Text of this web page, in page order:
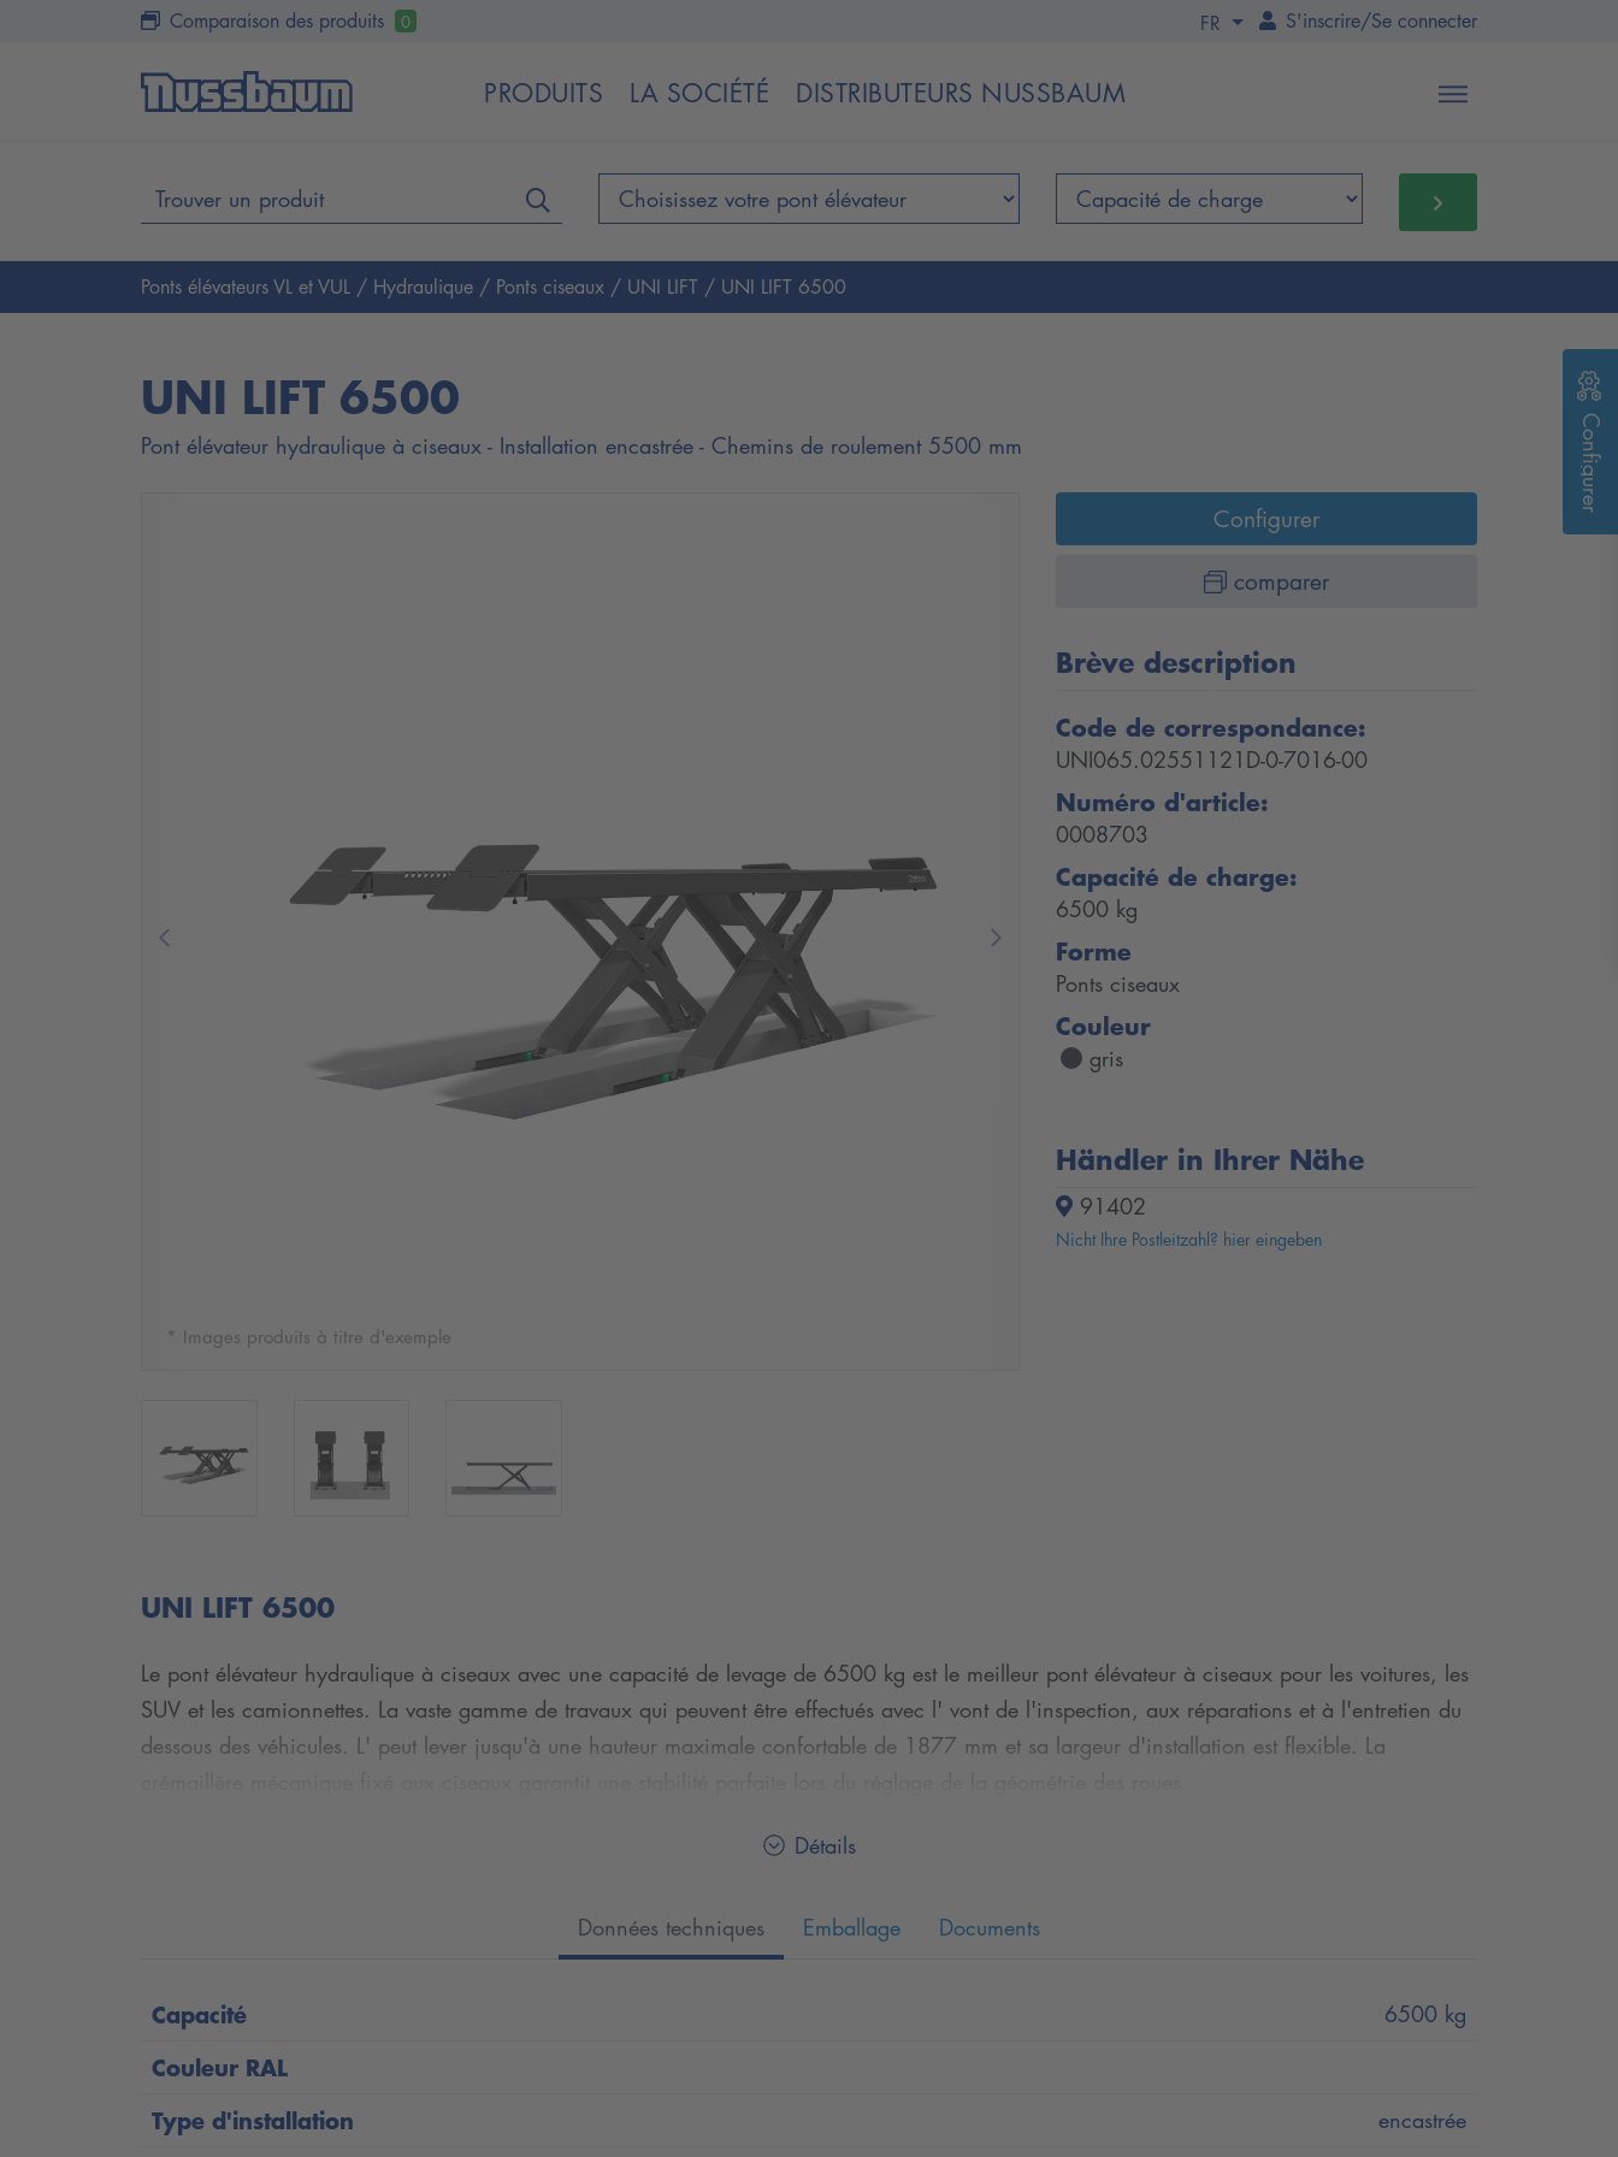
Comparaison des produits 0 FR S'inscrire/Se connecter
PRODUITS LA SOCIÉTÉ DISTRIBUTEURS NUSSBAUM
Ponts élévateurs VL et VUL / Hydraulique / Ponts ciseaux / UNI LIFT / UNI LIFT 6500
UNI LIFT 6500
Pont élévateur hydraulique à ciseaux - Installation encastrée - Chemins de roulement 5500 mm
Previous Next
* Images produits à titre d'exemple
Configurer
comparer
Brève description
Code de correspondance:
UNI065.02551121D-0-7016-00
Numéro d'article:
0008703
Capacité de charge:
6500 kg
Forme
Ponts ciseaux
Couleur
gris
Händler in Ihrer Nähe
91402
Nicht Ihre Postleitzahl? hier eingeben
UNI LIFT 6500
Le pont élévateur hydraulique à ciseaux avec une capacité de levage de 6500 kg est le meilleur pont élévateur à ciseaux pour les voitures, les
SUV et les camionnettes. La vaste gamme de travaux qui peuvent être effectués avec l' vont de l'inspection, aux réparations et à l'entretien du
dessous des véhicules. L' peut lever jusqu'à une hauteur maximale confortable de 1877 mm et sa largeur d'installation est flexible. La
L' peut être facilement équipé de traverses de levage JAX 2600, JAX 3200 ou JAX 4000, s'adaptant ainsi à l'évolution de votre atelier pour
Capacité : 6500 kg
Hauteur de levage de 1877 mm
La crémaillère mécanique garantit une stabilité parfaite lors du réglage de la géométrie des roues.
Détails
Données techniques Emballage Documents
Capacité 6500 kg
Couleur RAL
Type d'installation
encastrée
Configurer